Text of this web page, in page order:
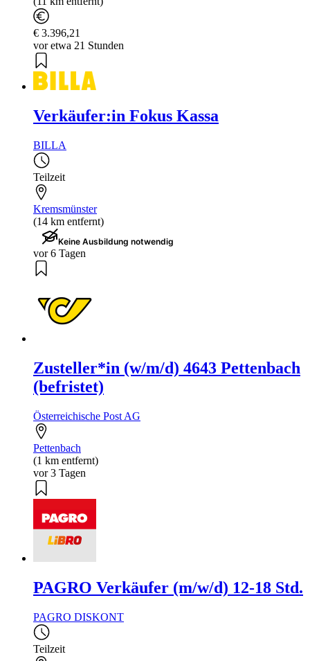
€ 3.396,21
vor etwa 21 Stunden
Verkäufer:in Fokus Kassa
BILLA
Teilzeit
Kremsmünster
(14 km entfernt)
Keine Ausbildung notwendig
vor 6 Tagen
Zusteller*in (w/m/d) 4643 Pettenbach
(befristet)
Österreichische Post AG
Pettenbach
(1 km entfernt)
vor 3 Tagen
PAGRO Verkäufer (m/w/d) 12-18 Std.
PAGRO DISKONT
Teilzeit